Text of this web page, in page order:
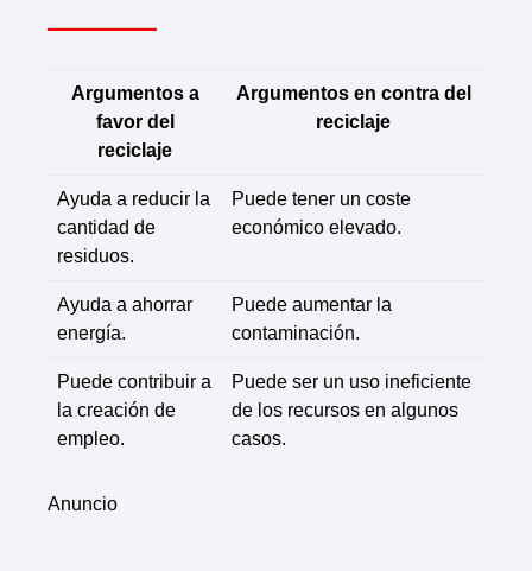
Argumentos a
favor del
reciclaje
Argumentos en contra del
reciclaje
Ayuda a reducir la
cantidad de
residuos.
Puede tener un coste
económico elevado.
Ayuda a ahorrar
energía.
Puede aumentar la
contaminación.
Puede contribuir a
la creación de
empleo.
Puede ser un uso ineficiente
de los recursos en algunos
casos.
Anuncio